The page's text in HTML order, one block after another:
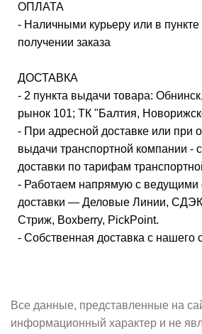
ОПЛАТА
- Наличными курьеру или в
получении заказа
ДОСТАВКА
- 2 пункта выдачи товара:
рынок 101; ТК "Балтия,
- При адресной доставке или при
выдачи транспортной компании -
доставки по тарифам
- Работаем напрямую с ведущими
доставки — Деловые Линии,
Стриж, Boxberry, PickPoint.
- Собственная доставка с нашего
Все данные, представленные на
информационный характер и не